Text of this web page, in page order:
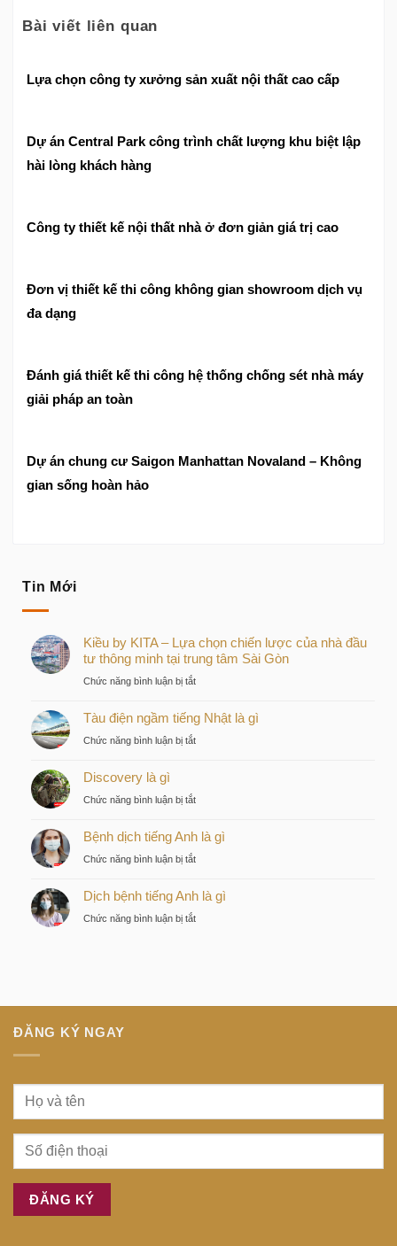
Bài viết liên quan
Lựa chọn công ty xưởng sản xuất nội thất cao cấp
Dự án Central Park công trình chất lượng khu biệt lập
hài lòng khách hàng
Công ty thiết kế nội thất nhà ở đơn giản giá trị cao
Đơn vị thiết kế thi công không gian showroom dịch vụ
đa dạng
Đánh giá thiết kế thi công hệ thống chống sét nhà máy
giải pháp an toàn
Dự án chung cư Saigon Manhattan Novaland – Không
gian sống hoàn hảo
Tin Mới
Kiều by KITA – Lựa chọn chiến lược của nhà đầu
tư thông minh tại trung tâm Sài Gòn
Chức năng bình luận bị tắtở
by
chiến
của
nhà
tư
Tàu điện ngầm tiếng Nhật là gì
Chức năng bình luận bị tắtở
gì
Discovery là gì
Chức năng bình luận bị tắtở
là
Bệnh dịch tiếng Anh là gì
Chức năng bình luận bị tắtở
dịch
Dịch bệnh tiếng Anh là gì
Chức năng bình luận bị tắtở
là
ĐĂNG KÝ NGAY